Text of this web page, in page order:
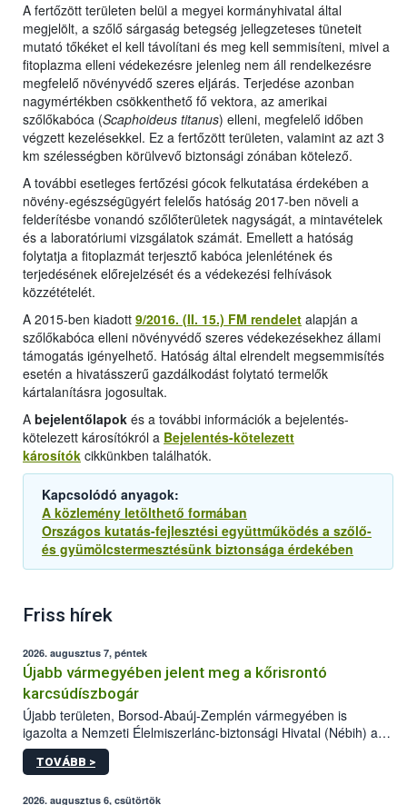
A fertőzött területen belül a megyei kormányhivatal által
megjelölt, a szőlő sárgaság betegség jellegzeteses tüneteit
mutató tőkéket el kell távolítani és meg kell semmisíteni, mivel a
fitoplazma elleni védekezésre jelenleg nem áll rendelkezésre
megfelelő növényvédő szeres eljárás. Terjedése azonban
nagymértékben csökkenthető fő vektora, az amerikai
szőlőkabóca (Scaphoideus titanus) elleni, megfelelő időben
végzett kezelésekkel. Ez a fertőzött területen, valamint az azt 3
km szélességben körülvevő biztonsági zónában kötelező.
A további esetleges fertőzési gócok felkutatása érdekében a
növény-egészségügyért felelős hatóság 2017-ben növeli a
felderítésbe vonandó szőlőterületek nagyságát, a mintavételek
és a laboratóriumi vizsgálatok számát. Emellett a hatóság
folytatja a fitoplazmát terjesztő kabóca jelenlétének és
terjedésének előrejelzését és a védekezési felhívások
közzétételét.
A 2015-ben kiadott 9/2016. (II. 15.) FM rendelet alapján a
szőlőkabóca elleni növényvédő szeres védekezésekhez állami
támogatás igényelhető. Hatóság által elrendelt megsemmisítés
esetén a hivatásszerű gazdálkodást folytató termelők
kártalanításra jogosultak.
A bejelentőlapok és a további információk a bejelentés-
kötelezett károsítókról a Bejelentés-kötelezett
károsítók cikkünkben találhatók.
Kapcsolódó anyagok:
A közlemény letölthető formában
Országos kutatás-fejlesztési együttműködés a szőlő-
és gyümölcstermesztésünk biztonsága érdekében
Friss hírek
2026. augusztus 7, péntek
Újabb vármegyében jelent meg a kőrisrontó
karcsúdíszbogár
Újabb területen, Borsod-Abaúj-Zemplén vármegyében is
igazolta a Nemzeti Élelmiszerlánc-biztonsági Hivatal (Nébih) a
kőrisrontó karcsúdíszbogár (Agrilus planipennis) jelenlétét. A
kártevőt nem csak színcsapdában találták meg, de már fertőzött
TOVÁBB >
2026. augusztus 6, csütörtök